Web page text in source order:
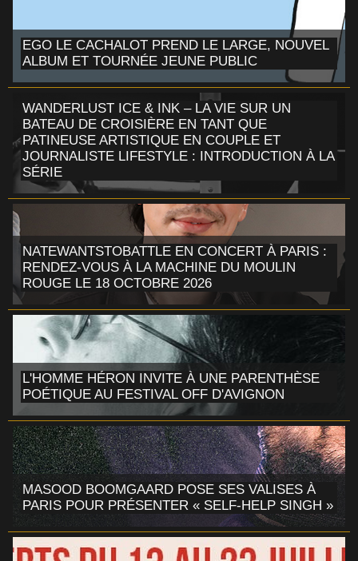
EGO LE CACHALOT PREND LE LARGE, NOUVEL
ALBUM ET TOURNÉE JEUNE PUBLIC
WANDERLUST ICE & INK – LA VIE SUR UN
BATEAU DE CROISIÈRE EN TANT QUE
PATINEUSE ARTISTIQUE EN COUPLE ET
JOURNALISTE LIFESTYLE : INTRODUCTION À LA
SÉRIE
NATEWANTSTOBATTLE EN CONCERT À PARIS :
RENDEZ-VOUS À LA MACHINE DU MOULIN
ROUGE LE 18 OCTOBRE 2026
L'HOMME HÉRON INVITE À UNE PARENTHÈSE
POÉTIQUE AU FESTIVAL OFF D'AVIGNON
MASOOD BOOMGAARD POSE SES VALISES À
PARIS POUR PRÉSENTER « SELF-HELP SINGH »